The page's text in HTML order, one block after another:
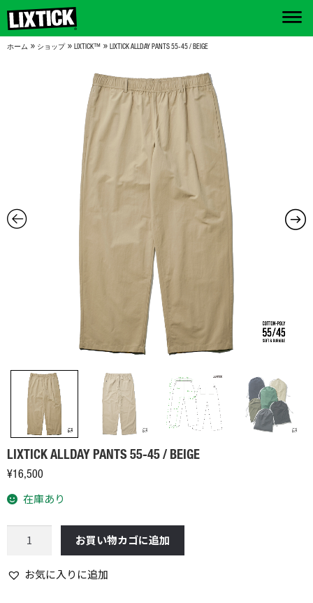
ホーム » ショップ» LIXTICK™ » LIXTICK ALLDAY PANTS 55-45 / BEIGE
LIXTICK ALLDAY PANTS 55-45 / BEIGE
¥ 16,500
在庫あり
PANTS
55-
お買い物カゴに追加
お気に入りに追加